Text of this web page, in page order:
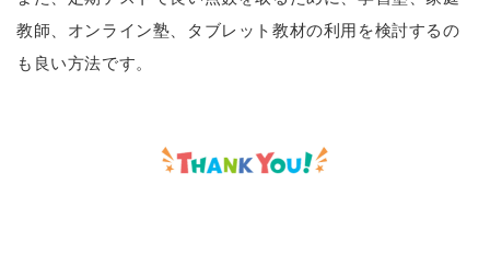
教師、オンライン塾、タブレット教材の利用を検討するの
も良い方法です。